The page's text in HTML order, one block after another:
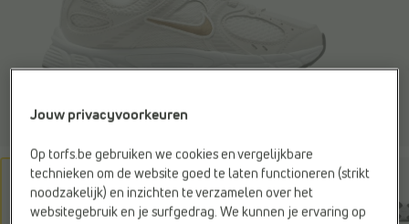
Jouw privacyvoorkeuren
Op torfs.be gebruiken we cookies en vergelijkbare
technieken om de website goed te laten functioneren (strikt
noodzakelijk) en inzichten te verzamelen over het
websitegebruik en je surfgedrag. We kunnen je ervaring op